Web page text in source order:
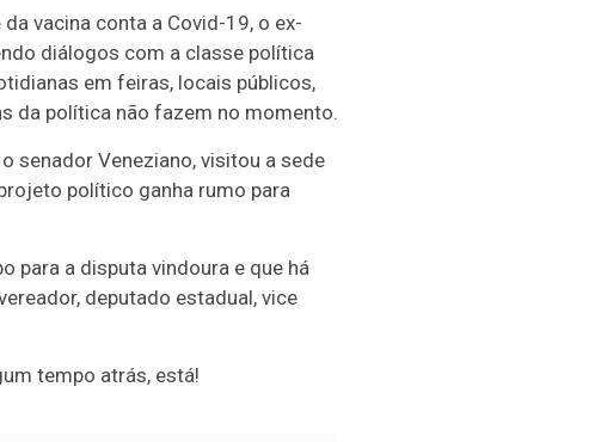
vacina conta a Covid-19, o ex-
diálogos com a classe política
em feiras, locais públicos,
da política não fazem no momento.
senador Veneziano, visitou a sede
político ganha rumo para
para a disputa vindoura e que há
deputado estadual, vice
tempo atrás, está!